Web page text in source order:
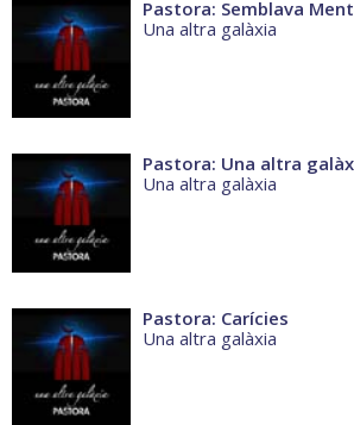
Pastora: Semblava
Una altra galàxia
Pastora: Una altra
Una altra galàxia
Pastora: Carícies
Una altra galàxia